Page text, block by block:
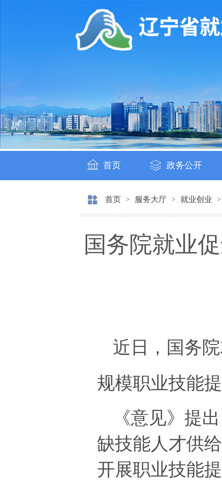
首页 政务公开
首页 > 服务大厅 > 就业创业 >
国务院就业
近日，国务
规模职业技能
《意见》提
缺技能人才供
开展职业技能